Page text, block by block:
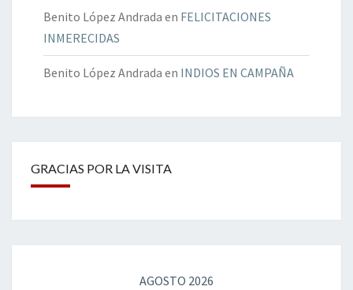
Benito López Andrada en FELICITACIONES
INMERECIDAS
Benito López Andrada en INDIOS EN CAMPAÑA
GRACIAS POR LA VISITA
AGOSTO 2026